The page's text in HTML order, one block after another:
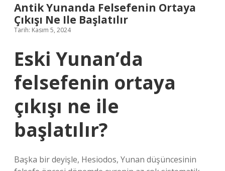
Antik Yunanda Felsefenin Ortaya
Çıkışı Ne Ile Başlatılır
Tarih: Kasım 5, 2024
Eski Yunan’da
felsefenin ortaya
çıkışı ne ile
başlatılır?
Başka bir deyişle, Hesiodos, Yunan düşüncesinin